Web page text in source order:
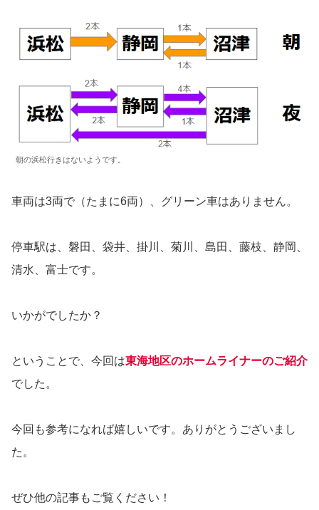
朝の浜松行きはないようです。
車両は3両で（たまに6両）、グリーン車はありません。
停車駅は、磐田、袋井、掛川、菊川、島田、藤枝、静岡、
清水、富士です。
いかがでしたか？
ということで、今回は東海地区のホームライナーのご紹介
でした。
今回も参考になれば嬉しいです。ありがとうございまし
た。
ぜひ他の記事もご覧ください！